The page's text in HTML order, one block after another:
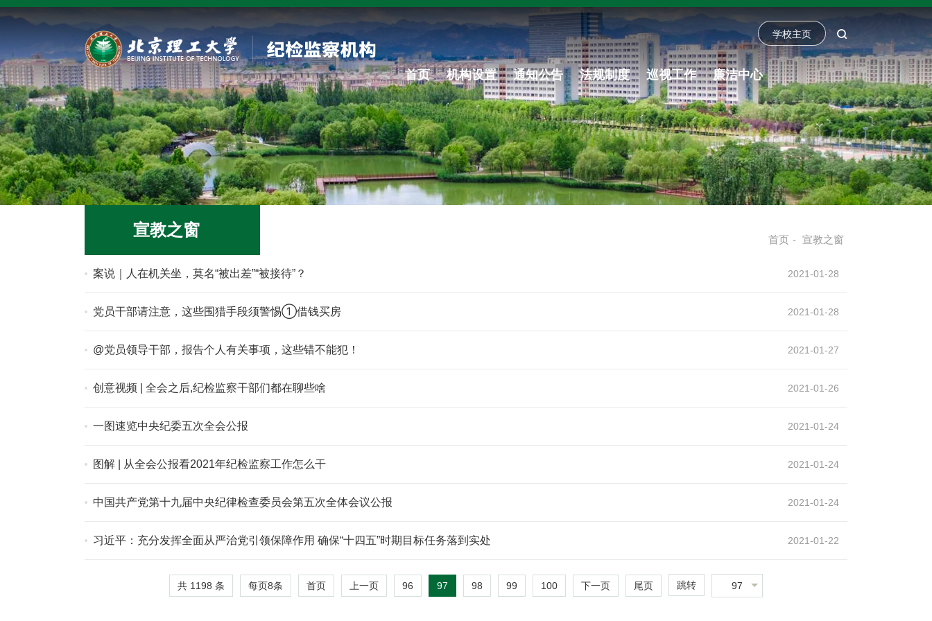
学校主页
首页 机构设置 通知公告 法规制度 巡视工作 廉洁中心
宣教之窗
首页 - 宣教之窗
案说｜人在机关坐，莫名“被出差”“被接待”？ 2021-01-28
党员干部请注意，这些围猎手段须警惕①借钱买房 2021-01-28
@党员领导干部，报告个人有关事项，这些错不能犯！ 2021-01-27
创意视频 | 全会之后,纪检监察干部们都在聊些啥 2021-01-26
一图速览中央纪委五次全会公报 2021-01-24
图解 | 从全会公报看2021年纪检监察工作怎么干 2021-01-24
中国共产党第十九届中央纪律检查委员会第五次全体会议公报 2021-01-24
习近平：充分发挥全面从严治党引领保障作用 确保“十四五”时期目标任务落到实处 2021-01-22
共 1198 条 每页8条 首页 上一页 96 97 98 99 100 下一页 尾页 跳转 97